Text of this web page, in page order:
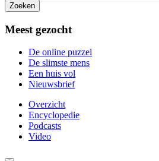
Zoeken
Meest gezocht
De online puzzel
De slimste mens
Een huis vol
Nieuwsbrief
Overzicht
Encyclopedie
Podcasts
Video